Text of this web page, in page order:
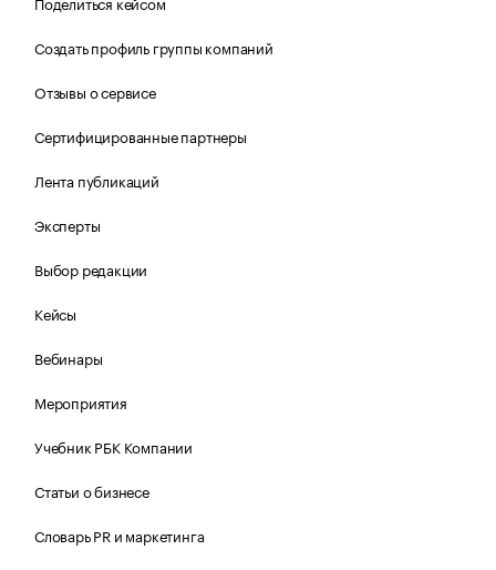
Создать профиль группы компаний
Отзывы о сервисе
Сертифицированные партнеры
Лента публикаций
Эксперты
Выбор редакции
Кейсы
Вебинары
Мероприятия
Учебник РБК Компании
Статьи о бизнесе
Словарь PR и маркетинга